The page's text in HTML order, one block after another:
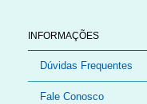
INFORMAÇÕES
Dúvidas Frequentes
Fale Conosco